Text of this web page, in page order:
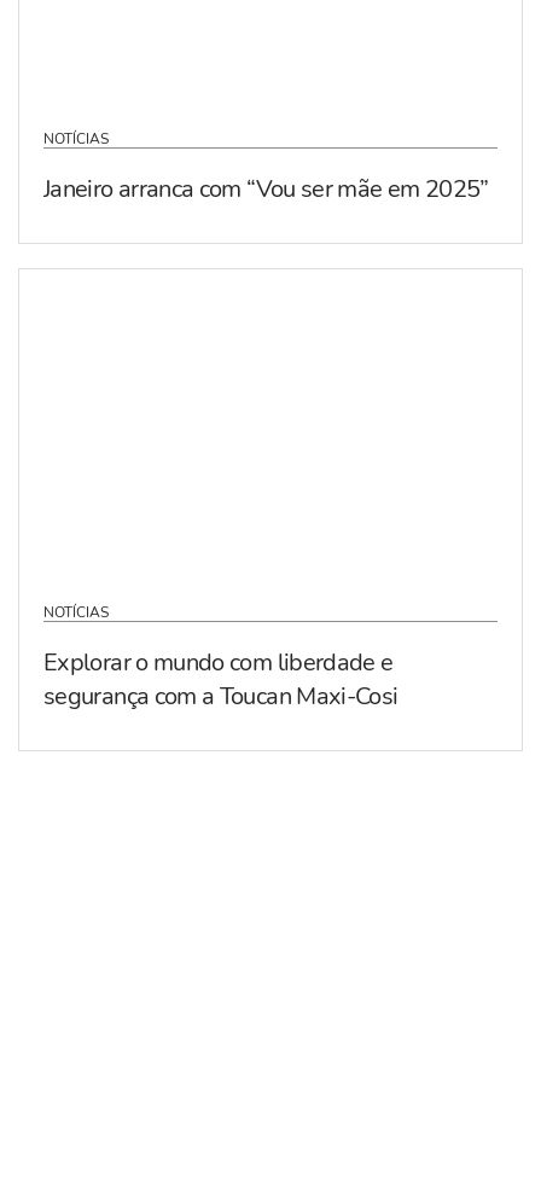
NOTÍCIAS
Janeiro arranca com “Vou ser mãe em 2025”
NOTÍCIAS
Explorar o mundo com liberdade e
segurança com a Toucan Maxi-Cosi